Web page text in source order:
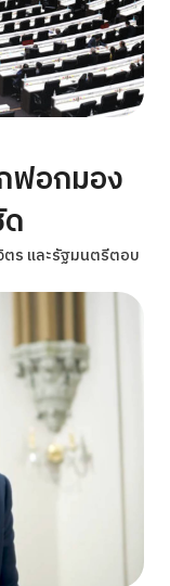
ฟอกมอง
ตร และรัฐมนตรีตอบ